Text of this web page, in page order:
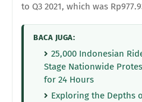
to Q3 2021, which was
BACA JUGA:
25,000 Indonesian
Stage Nationwide
for 24 Hours
Exploring the Depths